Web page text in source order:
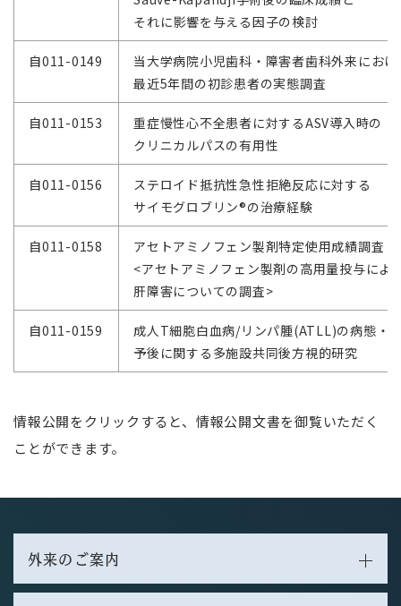
それに影響を与える因子の検討
自011-0149
当大学病院小児歯科・障害者歯科外来におけ
最近5年間の初診患者の実態調査
自011-0153
重症慢性心不全患者に対するASV導入時の
クリニカルパスの有用性
自011-0156
ステロイド抵抗性急性拒絶反応に対する
サイモグロブリン®の治療経験
自011-0158
アセトアミノフェン製剤特定使用成績調査
<アセトアミノフェン製剤の高用量投与によ
肝障害についての調査>
自011-0159
成人T細胞白血病/リンパ腫(ATLL)の病態・
予後に関する多施設共同後方視的研究
情報公開をクリックすると、情報公開文書を御覧いただく
ことができます。
外来のご案内